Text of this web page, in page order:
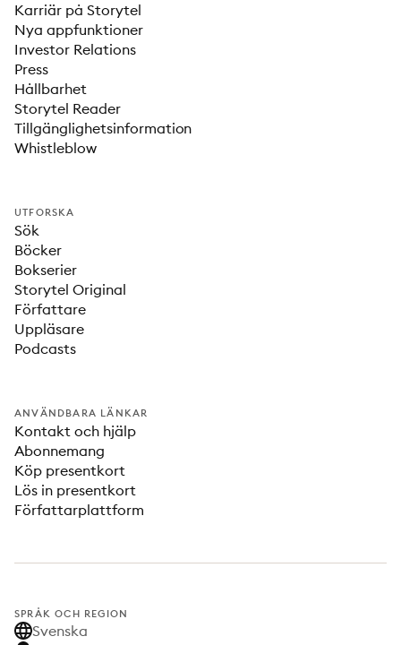
Karriär på Storytel
Nya appfunktioner
Investor Relations
Press
Hållbarhet
Storytel Reader
Tillgänglighetsinformation
Whistleblow
UTFORSKA
Sök
Böcker
Bokserier
Storytel Original
Författare
Uppläsare
Podcasts
ANVÄNDBARA LÄNKAR
Kontakt och hjälp
Abonnemang
Köp presentkort
Lös in presentkort
Författarplattform
SPRÅK OCH REGION
Svenska